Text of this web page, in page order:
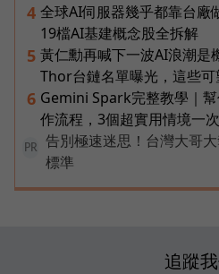
4 全球AI伺服器幾乎都靠台
19檔AI基建概念股全拆解
5 黃仁勳再喊下一波AI浪潮是
Thor台鏈名單曝光，這些
6 Gemini Spark完整教學｜
作流程，3個超實用情境一
PR
告別極速迷思！台灣大哥
標準
追蹤